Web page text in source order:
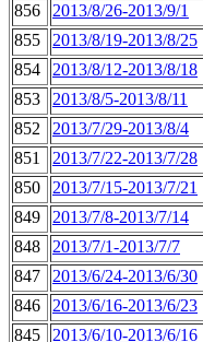
856
2013/8/26-2013/9/1
855
2013/8/19-2013/8/25
854
2013/8/12-2013/8/18
853
2013/8/5-2013/8/11
852
2013/7/29-2013/8/4
851
2013/7/22-2013/7/28
850
2013/7/15-2013/7/21
849
2013/7/8-2013/7/14
848
2013/7/1-2013/7/7
847
2013/6/24-2013/6/30
846
2013/6/16-2013/6/23
845
2013/6/10-2013/6/16